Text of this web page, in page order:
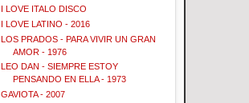
I LOVE ITALO DISCO
I LOVE LATINO - 2016
LOS PRADOS - PARA VIVIR UN GRAN
AMOR - 1976
LEO DAN - SIEMPRE ESTOY
PENSANDO EN ELLA - 1973
GAVIOTA - 2007